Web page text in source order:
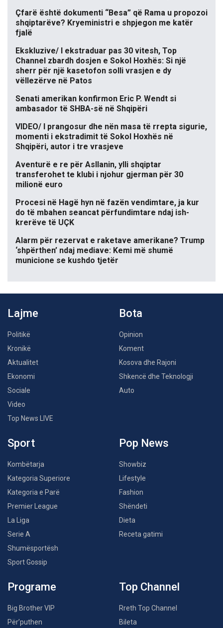
Çfarë është dokumenti “Besa” që Rama u propozoi
shqiptarëve? Kryeministri e shpjegon me katër
fjalë
Ekskluzive/ I ekstraduar pas 30 vitesh, Top
Channel zbardh dosjen e Sokol Hoxhës: Si një
sherr për një kasetofon solli vrasjen e dy
vëllezërve në Patos
Senati amerikan konfirmon Eric P. Wendt si
ambasador të SHBA-së në Shqipëri
VIDEO/ I prangosur dhe nën masa të rrepta sigurie,
momenti i ekstradimit të Sokol Hoxhës në
Shqipëri, autor i tre vrasjeve
Aventurë e re për Asllanin, ylli shqiptar
transferohet te klubi i njohur gjerman për 30
milionë euro
Procesi në Hagë hyn në fazën vendimtare, ja kur
do të mbahen seancat përfundimtare ndaj ish-
krerëve të UÇK
Alarm për rezervat e raketave amerikane? Trump
‘shpërthen’ ndaj mediave: Kemi më shumë
municione se kushdo tjetër
Lajme
Politikë
Kronikë
Aktualitet
Ekonomi
Sociale
Video
Top News LIVE
Bota
Opinion
Koment
Kosova dhe Rajoni
Shkencë dhe Teknologji
Auto
Sport
Kombëtarja
Kategoria Superiore
Kategoria e Parë
Premier League
La Liga
Serie A
Shumësportësh
Sport Gossip
Pop News
Showbiz
Lifestyle
Fashion
Shëndeti
Dieta
Receta gatimi
Programe
Big Brother VIP
Për’puthen
Top Channel
Rreth Top Channel
Bileta